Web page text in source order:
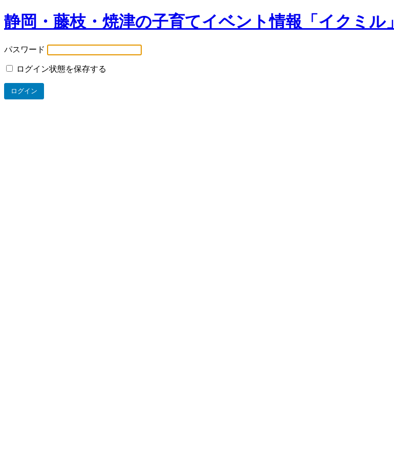
静岡・藤枝・焼津の子育てイベント情報「イクミル」
パスワード
ログイン状態を保存する